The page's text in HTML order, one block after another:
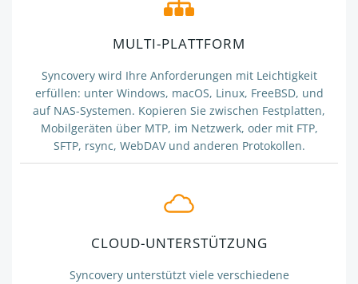
MULTI-PLATTFORM
Syncovery wird Ihre Anforderungen mit Leichtigkeit
erfüllen: unter Windows, macOS, Linux, FreeBSD, und
auf NAS-Systemen. Kopieren Sie zwischen Festplatten,
Mobilgeräten über MTP, im Netzwerk, oder mit FTP,
SFTP, rsync, WebDAV und anderen Protokollen.
CLOUD-UNTERSTÜTZUNG
Syncovery unterstützt viele verschiedene